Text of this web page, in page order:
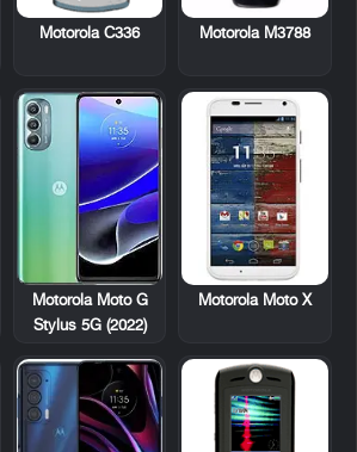
Motorola M3788
Motorola C336
Motorola Moto X
Motorola Moto G
Stylus 5G (2022)